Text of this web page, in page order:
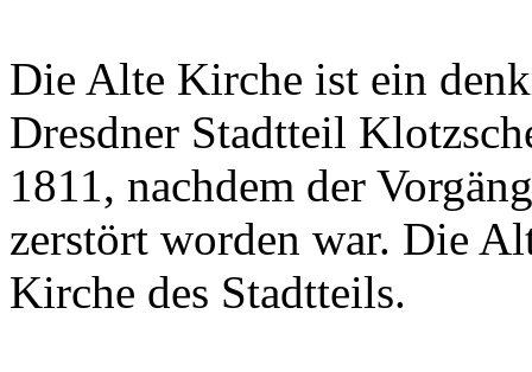
Die Alte Kirche ist ein
Dresdner Stadtteil
1811, nachdem der
zerstört worden war. Die
Kirche des Stadtteils.